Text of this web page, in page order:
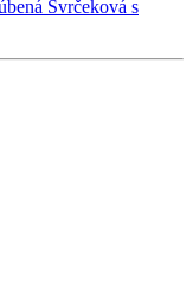
Švrčeková s